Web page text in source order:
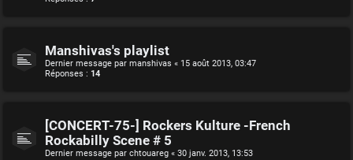
Manshivas's playlist
Dernier message par manshivas « 15 août 2013, 03:47
Réponses : 14
[CONCERT-75-] Rockers Kulture -French
Rockabilly Scene # 5
Dernier message par chtouareg « 30 janv. 2013, 13:53